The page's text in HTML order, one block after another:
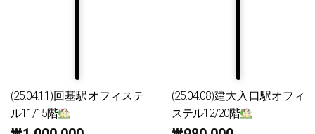
(25.04.11)回基駅オフィステ
ル11/15階
(25.04.08)建大入口駅オフィ
ステル12/20階